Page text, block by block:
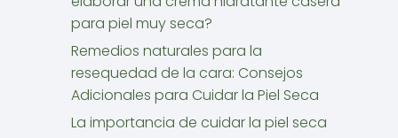
para piel muy seca?
Remedios naturales para la
resequedad de la cara: Consejos
Adicionales para Cuidar la Piel Seca
La importancia de cuidar la piel seca